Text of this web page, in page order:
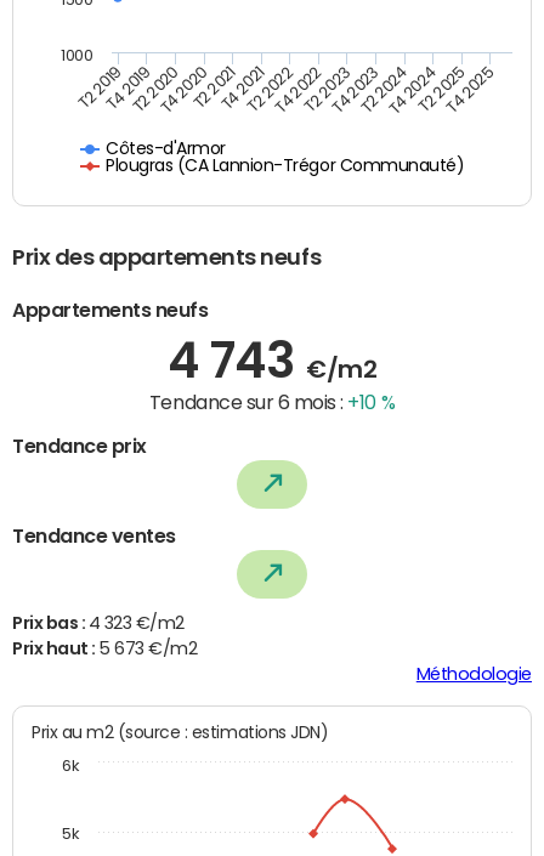
Côtes-d'Armor
Plougras (CA Lannion-Trégor Communauté)
T2 2019T4 2019T2 2020T4 2020T2 2021T4 2021T2 2022T4 2022T2 2023T4 2023T2 2024T4 2024T2 2025T4 2025
1000
Prix des appartements neufs
Appartements neufs
4 743 €/m2
Tendance sur 6 mois : +10 %
Tendance prix
Tendance ventes
Prix bas : 4 323 €/m2
Prix haut : 5 673 €/m2
Méthodologie
Prix au m2 (source : estimations JDN)
5k
6k